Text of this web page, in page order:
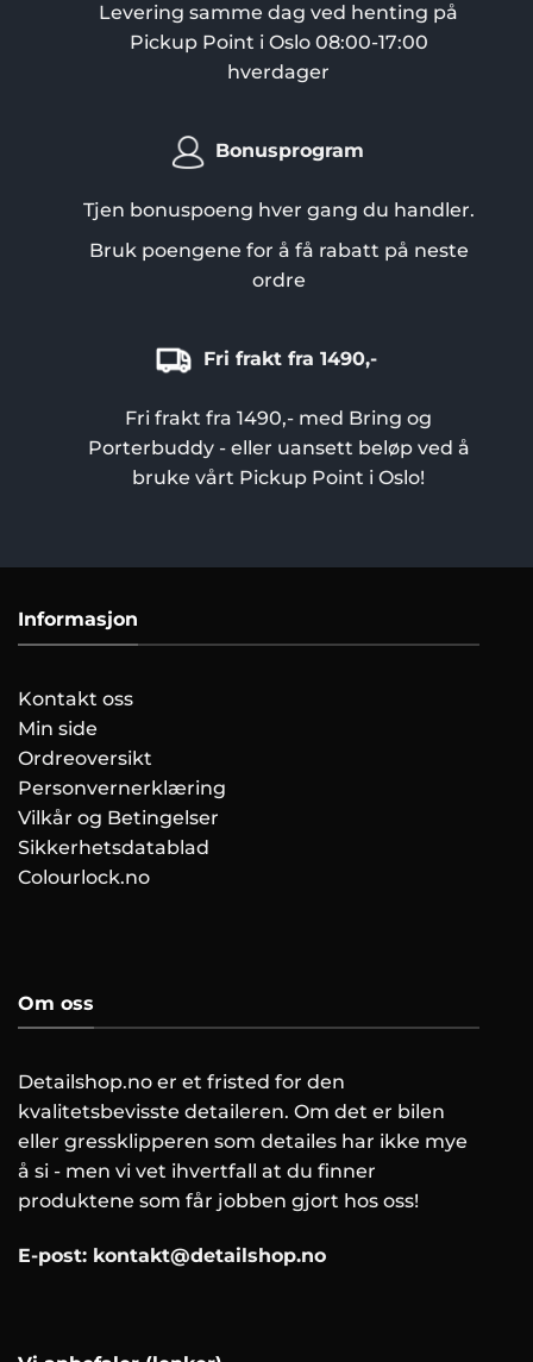
Levering samme dag ved henting på
Pickup Point i Oslo 08:00-17:00
hverdager
Bonusprogram
Tjen bonuspoeng hver gang du handler.
Bruk poengene for å få rabatt på neste
ordre
Fri frakt fra 1490,-
Fri frakt fra 1490,- med Bring og
Porterbuddy - eller uansett beløp ved å
bruke vårt Pickup Point i Oslo!
Informasjon
Kontakt oss
Min side
Ordreoversikt
Personvernerklæring
Vilkår og Betingelser
Sikkerhetsdatablad
Colourlock.no
Om oss
Detailshop.no er et fristed for den
kvalitetsbevisste detaileren. Om det er bilen
eller gressklipperen som detailes har ikke mye
å si - men vi vet ihvertfall at du finner
produktene som får jobben gjort hos oss!
E-post: kontakt@detailshop.no